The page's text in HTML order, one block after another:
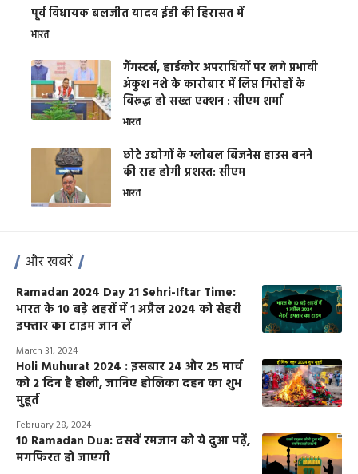
पूर्व विधायक बलजीत यादव ईडी की हिरासत में
भारत
गैंगस्टर्स, हार्डकोर अपराधियों पर लगे प्रभावी
अंकुश नशे के कारोबार में लिप्त गिरोहों के
विरूद्ध हो सख्त एक्शन : सीएम शर्मा
भारत
छोटे उद्योगों के ग्लोबल बिजनेस हाउस बनने
की राह होगी प्रशस्त: सीएम
भारत
और खबरें
Ramadan 2024 Day 21 Sehri-Iftar Time:
भारत के 10 बड़े शहरों में 1 अप्रैल 2024 को सेहरी
इफ्तार का टाइम जान लें
March 31, 2024
Holi Muhurat 2024 : इसबार 24 और 25 मार्च
को 2 दिन है होली, जानिए होलिका दहन का शुभ
मुहूर्त
February 28, 2024
10 Ramadan Dua: दसवें रमजान को ये दुआ पढ़ें,
मगफिरत हो जाएगी